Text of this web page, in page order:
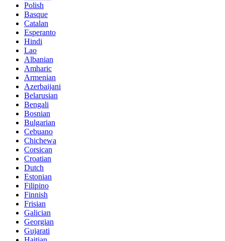
Polish
Basque
Catalan
Esperanto
Hindi
Lao
Albanian
Amharic
Armenian
Azerbaijani
Belarusian
Bengali
Bosnian
Bulgarian
Cebuano
Chichewa
Corsican
Croatian
Dutch
Estonian
Filipino
Finnish
Frisian
Galician
Georgian
Gujarati